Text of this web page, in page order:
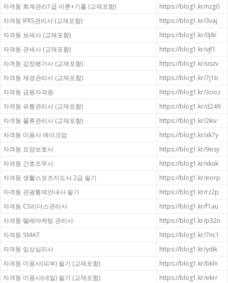
자격동 회계관리1급 이론+기출 (교재포함)
https://blog1.kr/nzg0
자격동 IFRS관리사 (교재포함)
https://blog1.kr/3vaj
자격동 보세사 (교재포함)
https://blog1.kr/0j8r
자격동 관세사 (교재포함)
https://blog1.kr/vjf1
자격동 감정평가사 (교재포함)
https://blog1.kr/uszv
자격동 재경관리사 (교재포함)
https://blog1.kr/7j1b
자격동 금융자격증
https://blog1.kr/3ooz
자격동 유통관리사 (교재포함)
https://blog1.kr/d249
자격동 물류관리사 (교재포함)
https://blog1.kr/2kiv
자격동 미용사 메이크업
https://blog1.kr/xk7y
자격동 요양보호사
https://blog1.kr/9esy
자격동 간호조무사
https://blog1.kr/xkuk
자격동 생활스포츠지도사 2급 필기
https://blog1.kr/eorp
자격동 관광통역안내사 필기
https://blog1.kr/rz2p
자격동 CS리더스관리사
https://blog1.kr/f1au
자격동 텔레마케팅 관리사
https://blog1.kr/p32n
자격동 SMAT
https://blog1.kr/7nc1
자격동 임상심리사
https://blog1.kr/ydik
자격동 미용사(피부) 필기 (교재포함)
https://blog1.kr/bkln
자격동 미용사(네일) 필기 (교재포함)
https://blog1.kr/ekrr